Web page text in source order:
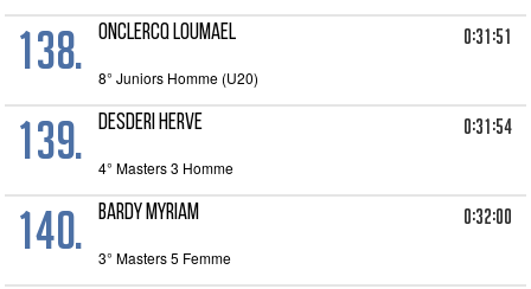
138. ONCLERCQ LOUMAEL 0:31:51
8° Juniors Homme (U20)
139. DESDERI HERVE 0:31:54
4° Masters 3 Homme
140. BARDY MYRIAM 0:32:00
3° Masters 5 Femme